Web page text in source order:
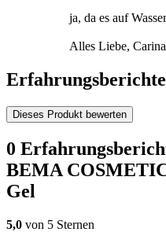
ja, da es auf
Alles Liebe, Carina
Dieses Produkt bewerten
0
BEMA
Gel
5,0 von 5 Sternen